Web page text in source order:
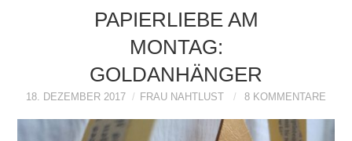
PAPIERLIEBE AM
MONTAG:
GOLDANHÄNGER
18. DEZEMBER 2017 FRAU NAHTLUST 8 KOMMENTARE